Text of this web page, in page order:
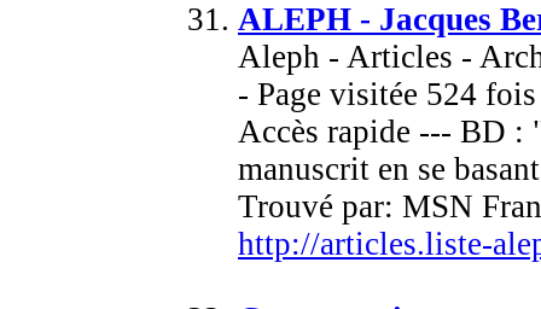
ALEPH - Jacques
Aleph - Articles -
- Page visitée 524
Accès rapide --- BD :
manuscrit en se
Trouvé par: MSN
http://articles.liste-